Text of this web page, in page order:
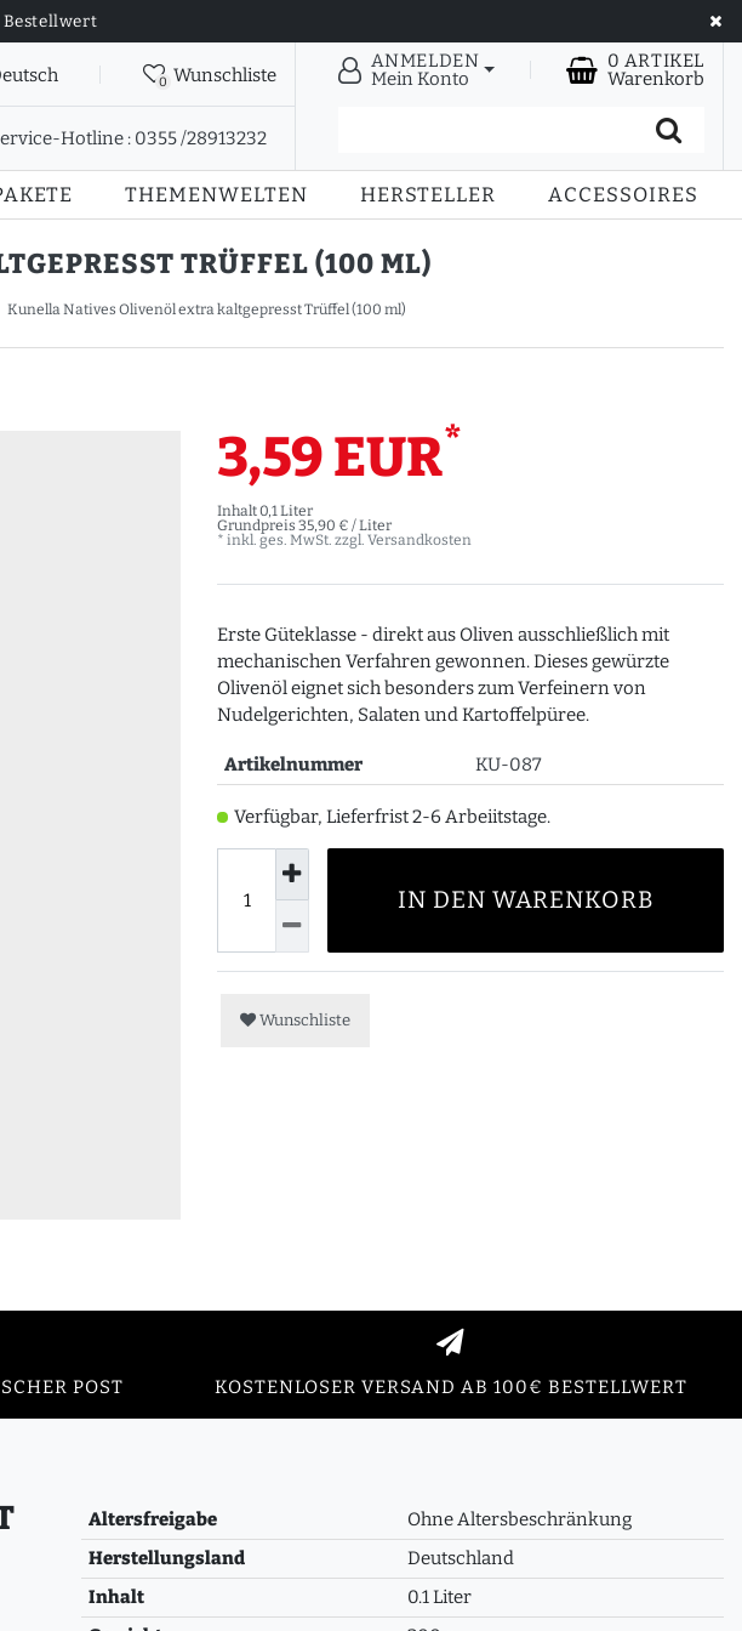
Bestellwert
0 Wunschliste
Hotline : 0355 /28913232
ANMELDEN
Mein Konto
0 ARTIKEL
Warenkorb
THEMENWELTEN HERSTELLER ACCESSOIRES
TRÜFFEL (100 ML)
Kunella Natives Olivenöl extra kaltgepresst Trüffel (100 ml)
3,59 EUR*
Inhalt0,1 Liter
Grundpreis 35,90 € / Liter
* inkl. ges. MwSt. zzgl. Versandkosten
Erste Güteklasse - direkt aus Oliven ausschließlich mit
mechanischen Verfahren gewonnen. Dieses gewürzte
Olivenöl eignet sich besonders zum Verfeinern von
Nudelgerichten, Salaten und Kartoffelpüree.
Artikelnummer KU-087
Verfügbar, Lieferfrist 2-6 Arbeiitstage.
IN DEN WARENKORB
Wunschliste
POST KOSTENLOSER VERSAND AB 100€ BESTELLWERT
Altersfreigabe
Ohne Altersbeschränkung
Herstellungsland
Deutschland
Inhalt
0.1 Liter